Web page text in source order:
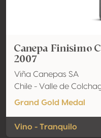
Canepa Finisimo
2007
Viña Canepas SA
Chile - Valle de
Grand Gold Medal
Vino - Tranquilo